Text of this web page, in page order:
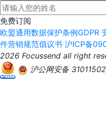
免费订阅
欧盟通用数据保护条例GDPR
件营销规范倡议书 沪ICP备
2026 Focussend all right
沪公网安备